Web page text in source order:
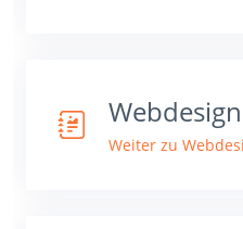
Weiter zu